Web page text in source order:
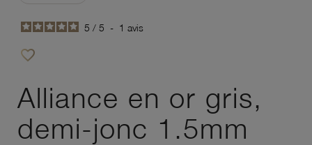
5 / 5 - 1 avis
favorite_border
Alliance en or gris,
demi-jonc 1.5mm